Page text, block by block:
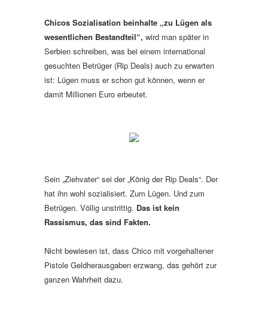
Chicos Sozialisation beinhalte „zu Lügen als
wesentlichen Bestandteil“, wird man später in
Serbien schreiben, was bei einem international
gesuchten Betrüger (Rip Deals) auch zu erwarten
ist: Lügen muss er schon gut können, wenn er
damit Millionen Euro erbeutet.
Sein „Ziehvater“ sei der „König der Rip Deals“. Der
hat ihn wohl sozialisiert. Zum Lügen. Und zum
Betrügen. Völlig unstrittig. Das ist kein
Rassismus, das sind Fakten.
Nicht bewiesen ist, dass Chico mit vorgehaltener
Pistole Geldherausgaben erzwang, das gehört zur
ganzen Wahrheit dazu.